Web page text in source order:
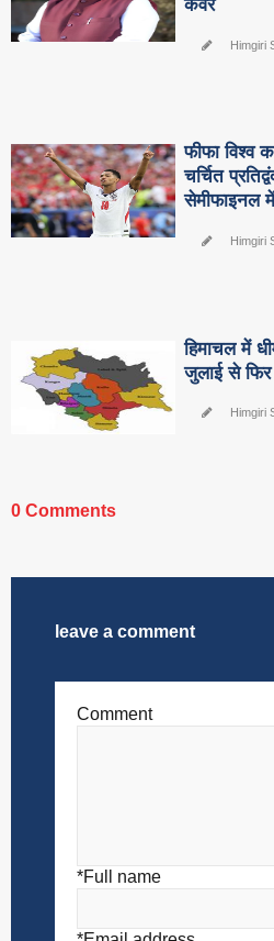
कंवर
Himgiri
फीफा विश्व
चर्चित
सेमीफाइनल
Himgiri
हिमाचल में
जुलाई से फिर
Himgiri
0 Comments
leave a comment
Comment
*Full name